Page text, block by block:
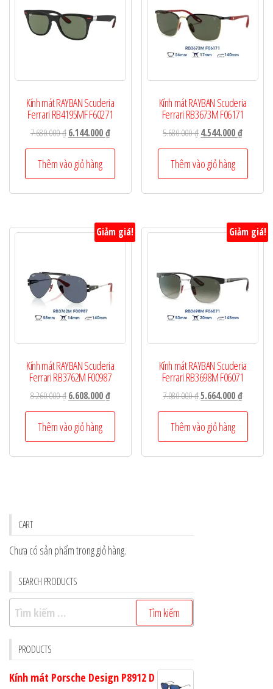
Kính mát RAYBAN Scuderia
Ferrari RB4195MF F60271
7.680.000₫Giá
gốc
là:
7.680.000 ₫.
6.144.000₫Giá
hiện
là:
6.144.000 ₫.
Thêm vào giỏ hàng
Kính mát RAYBAN Scuderia
Ferrari RB3673M F06171
5.680.000₫Giá
gốc
là:
5.680.000 ₫.
4.544.000₫Giá
hiện
là:
Thêm vào giỏ hàng
Giảm giá!
Kính mát RAYBAN Scuderia
Ferrari RB3762M F00987
8.260.000₫Giá
gốc
là:
8.260.000 ₫.
6.608.000₫Giá
hiện
là:
6.608.000 ₫.
Thêm vào giỏ hàng
Giảm giá!
Kính mát RAYBAN Scuderia
Ferrari RB3698M F06071
7.080.000₫Giá
gốc
là:
7.080.000 ₫.
5.664.000₫Giá
hiện
là:
Thêm vào giỏ hàng
CART
Chưa có sản phẩm trong giỏ hàng.
SEARCH PRODUCTS
Tìm
kiếm
cho:
PRODUCTS
Kính mát Porsche Design P8912 D